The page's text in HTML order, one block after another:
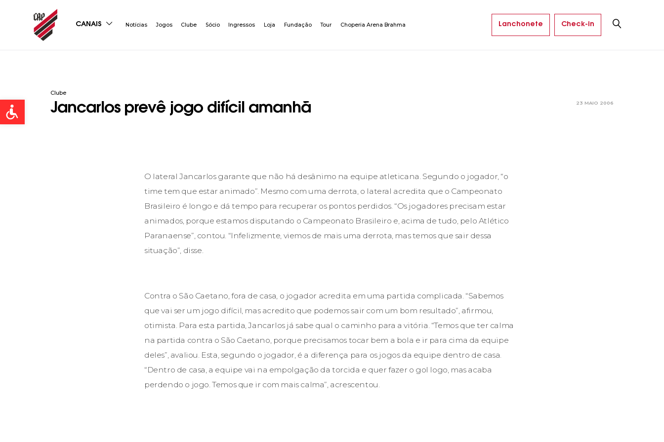
Open toolbar
CANAIS Notícias Jogos Clube Sócio Ingressos Loja Fundação Tour Choperia Arena Brahma Lanchonete Check-in
Clube
Jancarlos prevê jogo difícil amanhã 23 MAIO 2006
O lateral Jancarlos garante que não há desânimo na equipe atleticana. Segundo o jogador, “o
time tem que estar animado”. Mesmo com uma derrota, o lateral acredita que o Campeonato
Brasileiro é longo e dá tempo para recuperar os pontos perdidos. “Os jogadores precisam estar
animados, porque estamos disputando o Campeonato Brasileiro e, acima de tudo, pelo Atlético
Paranaense”, contou. “Infelizmente, viemos de mais uma derrota, mas temos que sair dessa
situação”, disse.
Contra o São Caetano, fora de casa, o jogador acredita em uma partida complicada. “Sabemos
que vai ser um jogo difícil, mas acredito que podemos sair com um bom resultado”, afirmou,
otimista. Para esta partida, Jancarlos já sabe qual o caminho para a vitória. “Temos que ter calma
na partida contra o São Caetano, porque precisamos tocar bem a bola e ir para cima da equipe
deles”, avaliou. Esta, segundo o jogador, é a diferença para os jogos da equipe dentro de casa.
“Dentro de casa, a equipe vai na empolgação da torcida e quer fazer o gol logo, mas acaba
perdendo o jogo. Temos que ir com mais calma”, acrescentou.